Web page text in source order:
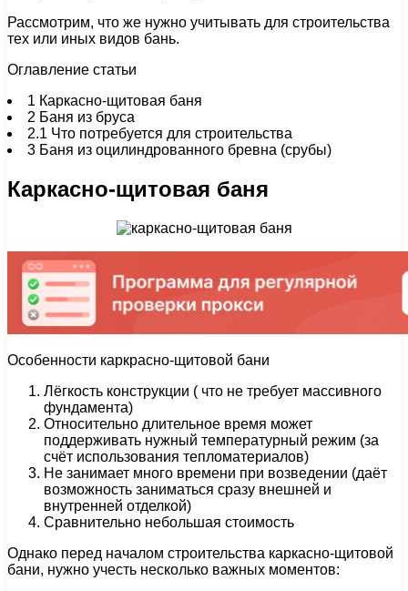
Рассмотрим, что же нужно учитывать для строительства
тех или иных видов бань.
Оглавление статьи
1 Каркасно-щитовая баня
2 Баня из бруса
2.1 Что потребуется для строительства
3 Баня из оцилиндрованного бревна (срубы)
Каркасно-щитовая баня
Особенности каркрасно-щитовой бани
Лёгкость конструкции ( что не требует массивного
фундамента)
Относительно длительное время может
поддерживать нужный температурный режим (за
счёт использования тепломатериалов)
Не занимает много времени при возведении (даёт
возможность заниматься сразу внешней и
внутренней отделкой)
Сравнительно небольшая стоимость
Однако перед началом строительства каркасно-щитовой
бани, нужно учесть несколько важных моментов: